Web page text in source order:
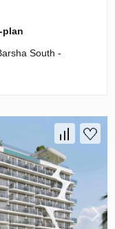
plan
South -